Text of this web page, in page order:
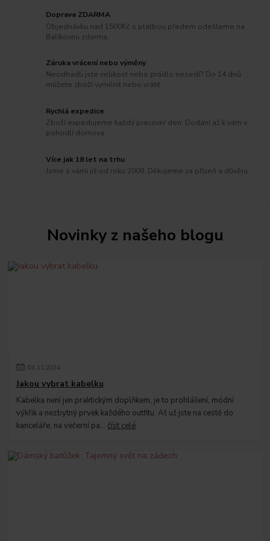
Doprava ZDARMA
Objednávku nad 1500Kč s platbou předem odešleme na
Balíkovnu zdarma.
Záruka vrácení nebo výměny
Neodhadli jste velikost nebo prádlo nesedí? Do 14 dnů
můžete zboží vyměnit nebo vrátit.
Rychlá expedice
Zboží expedujeme každý pracovní den. Dodání až k vám v
pohodlí domova.
Více jak 18 let na trhu
Jsme s vámi již od roku 2008. Děkujeme za přízeň a důvěru.
Novinky z našeho blogu
03. 11.2024
Jakou vybrat kabelku
Kabelka není jen praktickým doplňkem, je to prohlášení, módní
výkřik a nezbytný prvek každého outfitu. Ať už jste na cestě do
kanceláře, na večerní pa... číst celé